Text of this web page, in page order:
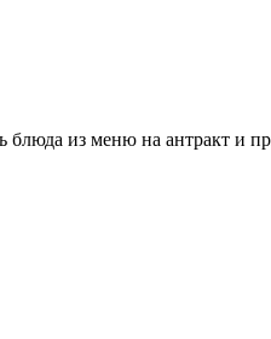
из меню на антракт и